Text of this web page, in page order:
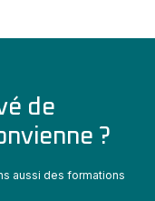
de
?
aussi des formations